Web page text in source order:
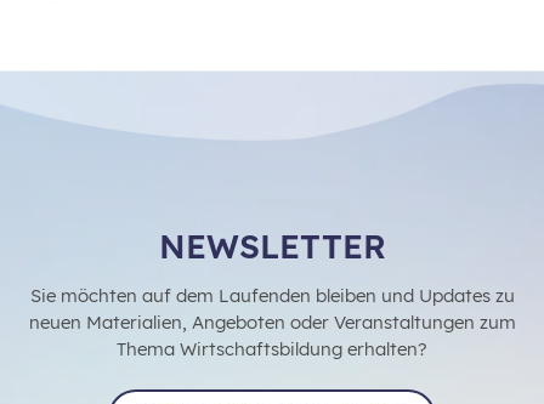
NEWSLETTER
Sie möchten auf dem Laufenden bleiben und Updates zu
neuen Materialien, Angeboten oder Veranstaltungen zum
Thema Wirtschaftsbildung erhalten?